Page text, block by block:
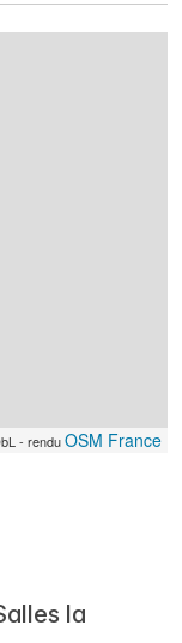
- renduOSM France
la